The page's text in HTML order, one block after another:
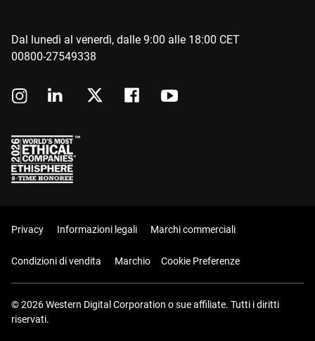
Dal lunedì al venerdì, dalle 9:00 alle 18:00 CET
00800-27549338
Privacy Informazioni legali Marchi commerciali
Condizioni di vendita Marchio Cookie Preferenze
© 2026 Western Digital Corporation o sue affiliate. Tutti i diritti
riservati.